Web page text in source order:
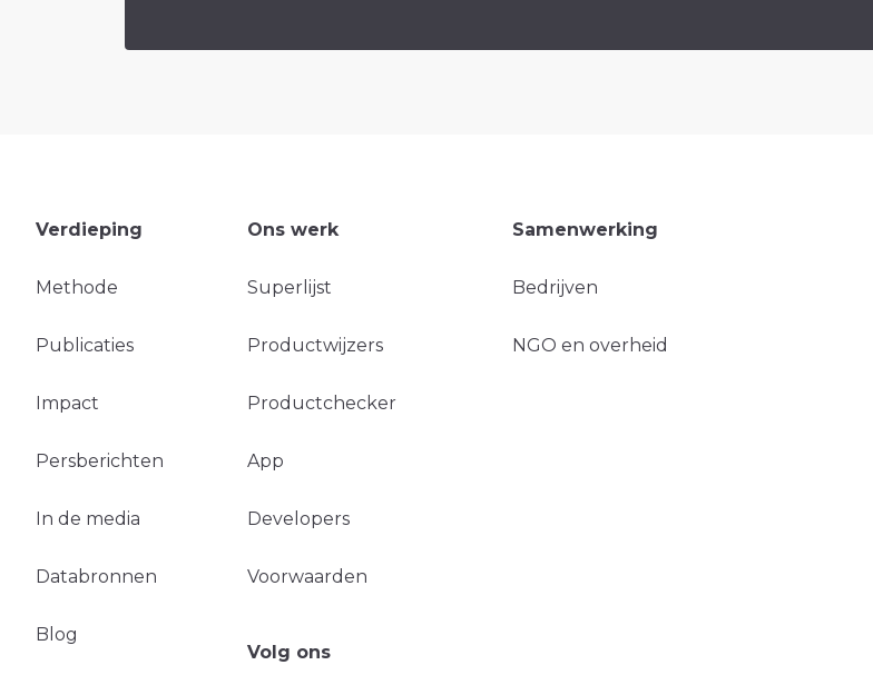
Verdieping
Methode
Publicaties
Impact
Persberichten
In de media
Databronnen
Blog
Ons werk
Superlijst
Productwijzers
Productchecker
App
Developers
Voorwaarden
Samenwerking
Bedrijven
NGO en overheid
Volg ons